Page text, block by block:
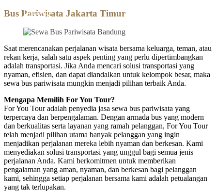
Hubungi
Bus Pariwisata Jakarta Timur
Saat merencanakan perjalanan wisata bersama keluarga, teman, atau
rekan kerja, salah satu aspek penting yang perlu dipertimbangkan
adalah transportasi. Jika Anda mencari solusi transportasi yang
nyaman, efisien, dan dapat diandalkan untuk kelompok besar, maka
sewa bus pariwisata mungkin menjadi pilihan terbaik Anda.
Mengapa Memilih For You Tour?
For You Tour adalah penyedia jasa sewa bus pariwisata yang
terpercaya dan berpengalaman. Dengan armada bus yang modern
dan berkualitas serta layanan yang ramah pelanggan, For You Tour
telah menjadi pilihan utama banyak pelanggan yang ingin
menjadikan perjalanan mereka lebih nyaman dan berkesan. Kami
menyediakan solusi transportasi yang unggul bagi semua jenis
perjalanan Anda. Kami berkomitmen untuk memberikan
pengalaman yang aman, nyaman, dan berkesan bagi pelanggan
kami, sehingga setiap perjalanan bersama kami adalah petualangan
yang tak terlupakan.